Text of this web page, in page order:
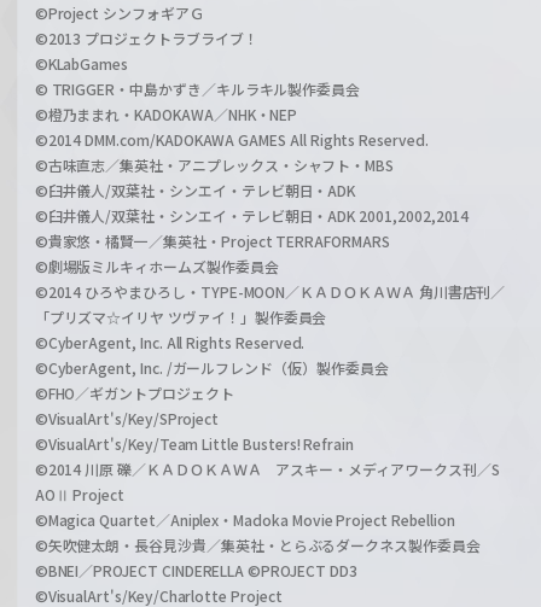
©Project シンフォギアＧ
©2013 プロジェクトラブライブ！
©KLabGames
© TRIGGER・中島かずき／キルラキル製作委員会
©橙乃ままれ・KADOKAWA／NHK・NEP
©2014 DMM.com/KADOKAWA GAMES All Rights Reserved.
©古味直志／集英社・アニプレックス・シャフト・MBS
©臼井儀人/双葉社・シンエイ・テレビ朝日・ADK
©臼井儀人/双葉社・シンエイ・テレビ朝日・ADK 2001,2002,2014
©貴家悠・橘賢一／集英社・Project TERRAFORMARS
©劇場版ミルキィホームズ製作委員会
©2014 ひろやまひろし・TYPE-MOON／ＫＡＤＯＫＡＷＡ 角川書店刊／
「プリズマ☆イリヤ ツヴァイ！」製作委員会
©CyberAgent, Inc. All Rights Reserved.
©CyberAgent, Inc. /ガールフレンド（仮）製作委員会
©FHO／ギガントプロジェクト
©VisualArt's/Key/SProject
©VisualArt's/Key/Team Little Busters! Refrain
©2014 川原 礫／ＫＡＤＯＫＡＷＡ アスキー・メディアワークス刊／S
AOⅡ Project
©Magica Quartet／Aniplex・Madoka Movie Project Rebellion
©矢吹健太朗・長谷見沙貴／集英社・とらぶるダークネス製作委員会
©BNEI／PROJECT CINDERELLA ©PROJECT DD3
©VisualArt's/Key/Charlotte Project